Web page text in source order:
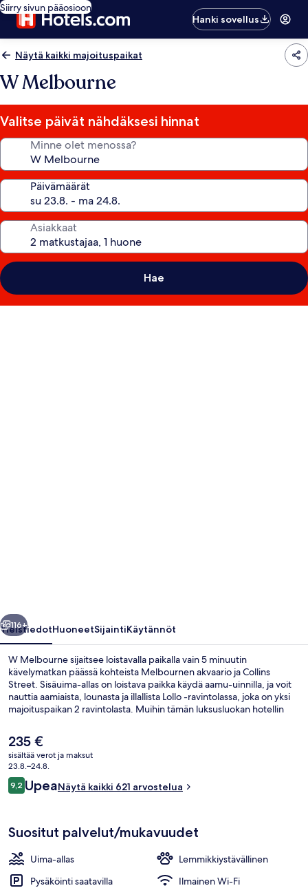
Siirry sivun pääosioon
Hanki sovellus
Näytä kaikki majoituspaikat
W Melbourne
Valitse päivät nähdäksesi hinnat
Minne olet menossa?
Päivämäärät
Asiakkaat
Hae
Seuraava
116+
YleistiedotHuoneetSijaintiKäytännöt
W Melbourne sijaitsee loistavalla paikalla vain 5 minuutin
kävelymatkan päässä kohteista Melbournen akvaario ja Collins
Street. Sisäuima-allas on loistava paikka käydä aamu-uinnilla, ja voit
nauttia aamiaista, lounasta ja illallista Lollo -ravintolassa, joka on yksi
majoituspaikan 2 ravintolasta. Muihin tämän luksusluokan hotellin
vuorokauden auki oleva kuntokeskus. Matkailijat arvostavat
majoituspaikan avuliasta henkilökuntaa. Julkisen liikenteen yhteydet
sijaitsevat vain lähellä: Flagstaffin asema sijaitsee vain 11 minuutin
kävelymatkan päässä.
Nykyinen
hinta
on
235 €
235 €
sisältää verot ja maksut
23.8.–24.8.
Arvostelut
9,29,2 kautta 10.
UpeaNäytä kaikki 621 arvostelua
Suositut palvelut/mukavuudet
Uima-allas
Lemmikkiystävällinen
Pysäköinti saatavilla
Ilmainen Wi-Fi